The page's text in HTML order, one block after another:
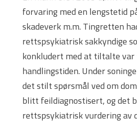
forvaring med en lengstetid
skadeverk m.m. Tingretten
rettspsykiatrisk sakkyndige
konkludert med at tiltalte
handlingstiden. Under
det stilt spørsmål ved om
blitt feildiagnostisert, og det
rettspsykiatrisk vurdering av